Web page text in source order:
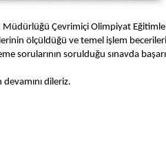
Çevrimiçi Olimpiyat
in ölçüldüğü ve temel işlem
sorularının sorulduğu sınavda
dileriz.